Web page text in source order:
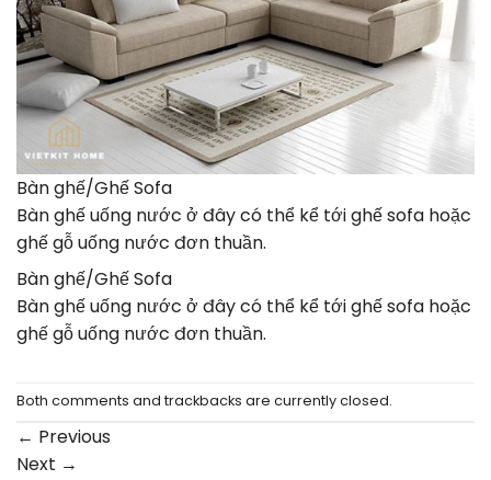
Bàn ghế/Ghế Sofa
Bàn ghế uống nước ở đây có thể kể tới ghế sofa hoặc
ghế gỗ uống nước đơn thuần.
Bàn ghế/Ghế Sofa
Bàn ghế uống nước ở đây có thể kể tới ghế sofa hoặc
ghế gỗ uống nước đơn thuần.
Both comments and trackbacks are currently closed.
← Previous
Next →